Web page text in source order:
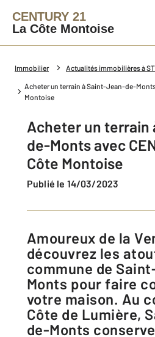
CENTURY 21
La Côte Montoise
Immobilier Actualités immobilières à ST
Acheter un terrain à Saint-Jean-de-Monts
Montoise
Acheter un terrain
de-Monts avec
Côte Montoise
Publié le 14/03/2023
Amoureux de la Vendée,
découvrez les
commune de
Monts pour faire
votre maison. Au
Côte de Lumière,
de-Monts